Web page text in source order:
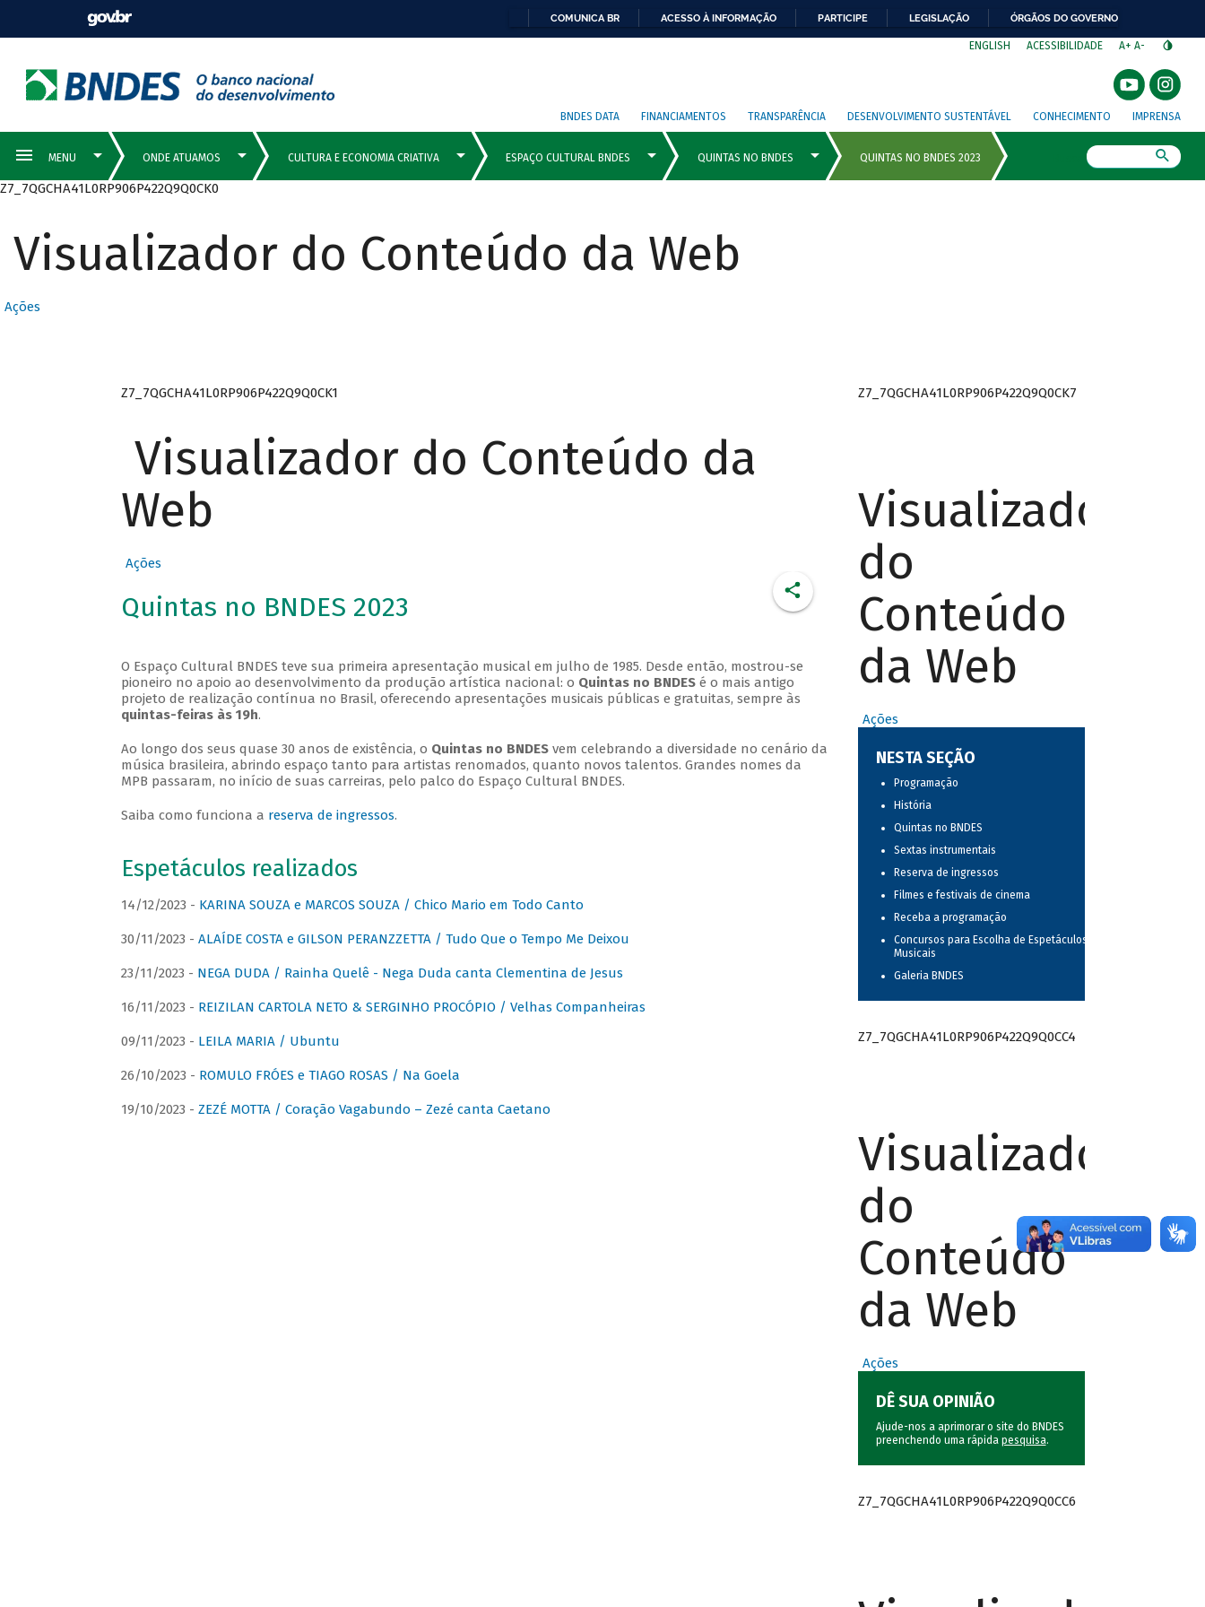
COMUNICA BR ACESSO À INFORMAÇÃO PARTICIPE LEGISLAÇÃO ÓRGÃOS DO GOVERNO
ENGLISH ACESSIBILIDADE A+ A-
BNDES DATA FINANCIAMENTOS TRANSPARÊNCIA DESENVOLVIMENTO SUSTENTÁVEL CONHECIMENTO IMPRENSA
Z7_7QGCHA41L0RP906P422Q9Q0CK0
Visualizador do Conteúdo da Web
Ações
Z7_7QGCHA41L0RP906P422Q9Q0CK1
Visualizador do Conteúdo da
Web
Ações
Quintas no BNDES 2023
O Espaço Cultural BNDES teve sua primeira apresentação musical em julho de 1985. Desde então, mostrou-se
pioneiro no apoio ao desenvolvimento da produção artística nacional: o Quintas no BNDESé o mais antigo
projeto de realização contínua no Brasil, oferecendo apresentações musicais públicas e gratuitas, sempre às
quintas-feiras às 19h.
Ao longo dos seus quase 30 anos de existência, o Quintas no BNDESvem celebrando a diversidade no cenário da
música brasileira, abrindo espaço tanto para artistas renomados, quanto novos talentos. Grandes nomes da
MPB passaram, no início de suas carreiras, pelo palco do Espaço Cultural BNDES.
Saiba como funciona a reserva de ingressos.
Espetáculos realizados
14/12/2023 - KARINA SOUZA e MARCOS SOUZA / Chico Mario em Todo Canto
30/11/2023 - ALAÍDE COSTA e GILSON PERANZZETTA / Tudo Que o Tempo Me Deixou
23/11/2023 - NEGA DUDA / Rainha Quelê - Nega Duda canta Clementina de Jesus
16/11/2023 - REIZILAN CARTOLA NETO & SERGINHO PROCÓPIO / Velhas Companheiras
09/11/2023 - LEILA MARIA / Ubuntu
26/10/2023 - ROMULO FRÓES e TIAGO ROSAS / Na Goela
19/10/2023 - ZEZÉ MOTTA / Coração Vagabundo – Zezé canta Caetano
Z7_7QGCHA41L0RP906P422Q9Q0CK7
Visualizador
do
Conteúdo
da Web
Ações
NESTA SEÇÃO
Programação
História
Quintas no BNDES
Sextas instrumentais
Reserva de ingressos
Filmes e festivais de cinema
Receba a programação
Concursos para Escolha de Espetáculos
Musicais
Galeria BNDES
Z7_7QGCHA41L0RP906P422Q9Q0CC4
Visualizador
do
Conteúdo
da Web
Ações
DÊ SUA OPINIÃO
Ajude-nos a aprimorar o site do BNDES
preenchendo uma rápida pesquisa.
Z7_7QGCHA41L0RP906P422Q9Q0CC6